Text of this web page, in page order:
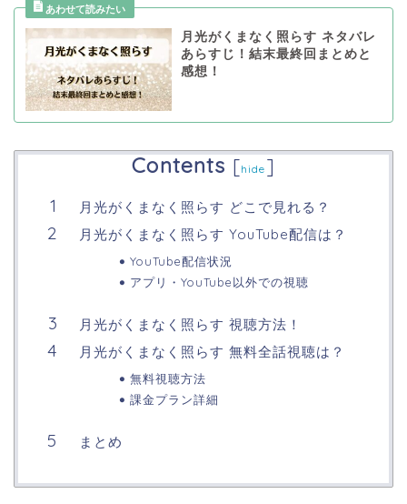
月光がくまなく照らす ネタバレ
あらすじ！結末最終回まとめと
感想！
Contents [hide ]
月光がくまなく照らす どこで見れる？
月光がくまなく照らす YouTube配信は？
YouTube配信状況
アプリ・YouTube以外での視聴
月光がくまなく照らす 視聴方法！
月光がくまなく照らす 無料全話視聴は？
無料視聴方法
課金プラン詳細
まとめ